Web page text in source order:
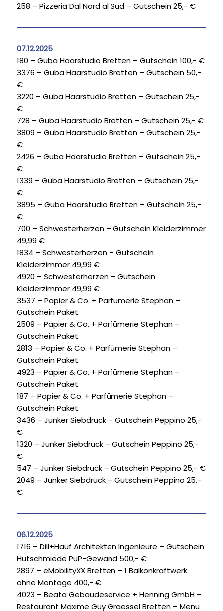
258 – Pizzeria Dal Nord al Sud – Gutschein 25,- €
07.12.2025
180 – Guba Haarstudio Bretten – Gutschein 100,- €
3376 – Guba Haarstudio Bretten – Gutschein 50,-
€
3220 – Guba Haarstudio Bretten – Gutschein 25,-
€
728 – Guba Haarstudio Bretten – Gutschein 25,- €
3809 – Guba Haarstudio Bretten – Gutschein 25,-
€
2426 – Guba Haarstudio Bretten – Gutschein 25,-
€
1339 – Guba Haarstudio Bretten – Gutschein 25,-
€
3895 – Guba Haarstudio Bretten – Gutschein 25,-
€
700 – Schwesterherzen – Gutschein Kleiderzimmer
49,99 €
1834 – Schwesterherzen – Gutschein
Kleiderzimmer 49,99 €
4920 – Schwesterherzen – Gutschein
Kleiderzimmer 49,99 €
3537 – Papier & Co. + Parfümerie Stephan –
Gutschein Paket
2509 – Papier & Co. + Parfümerie Stephan –
Gutschein Paket
2813 – Papier & Co. + Parfümerie Stephan –
Gutschein Paket
4923 – Papier & Co. + Parfümerie Stephan –
Gutschein Paket
187 – Papier & Co. + Parfümerie Stephan –
Gutschein Paket
3436 – Junker Siebdruck – Gutschein Peppino 25,-
€
1320 – Junker Siebdruck – Gutschein Peppino 25,-
€
547 – Junker Siebdruck – Gutschein Peppino 25,- €
2049 – Junker Siebdruck – Gutschein Peppino 25,-
€
06.12.2025
1716 – Dill+Hauf Architekten Ingenieure – Gutschein
Hutschmiede PuP-Gewand 500,- €
2897 – eMobilityXX Bretten – 1 Balkonkraftwerk
ohne Montage 400,- €
4023 – Beata Gebäudeservice + Henning GmbH –
Restaurant Maxime Guy Graessel Bretten – Menü